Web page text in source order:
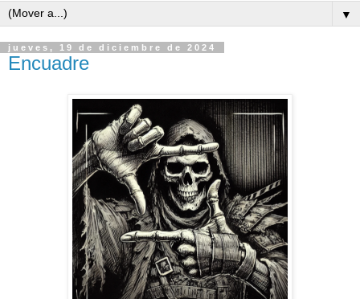
▼
jueves, 19 de diciembre de 2024
Encuadre